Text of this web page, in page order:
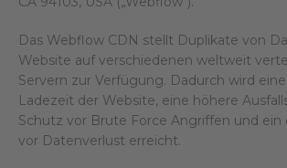
Das Webflow CDN stellt Duplikate von
Website auf verschiedenen weltweit
Servern zur Verfügung. Dadurch wird
Ladezeit der Website, eine höhere
Schutz vor Brute Force Angriffen und ein
vor Datenverlust erreicht.